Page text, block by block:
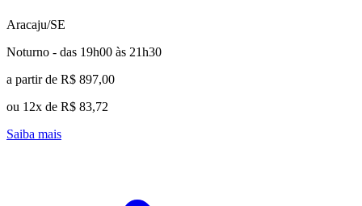
Aracaju/SE
Noturno - das 19h00 às 21h30
a partir de R$ 897,00
ou 12x de R$ 83,72
Saiba mais